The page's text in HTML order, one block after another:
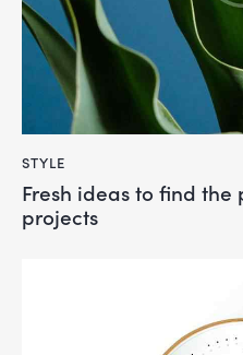
STYLE
Fresh ideas to find
projects